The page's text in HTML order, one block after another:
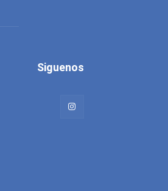
Siguenos